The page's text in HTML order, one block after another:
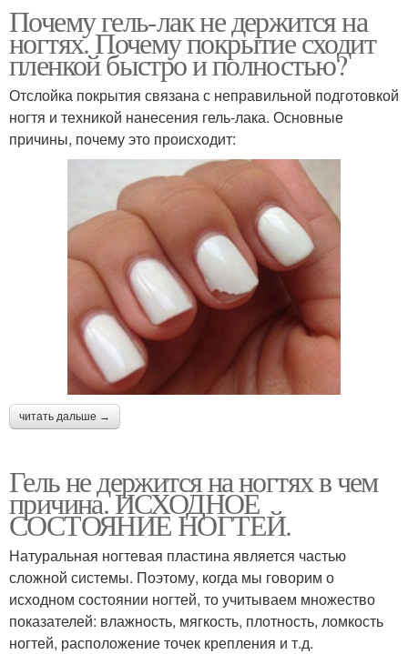
Почему гель-лак не держится на
ногтях. Почему покрытие сходит
пленкой быстро и полностью?
Отслойка покрытия связана с неправильной подготовкой
ногтя и техникой нанесения гель-лака. Основные
причины, почему это происходит:
читать дальше →
Гель не держится на ногтях в чем
причина. ИСХОДНОЕ
СОСТОЯНИЕ НОГТЕЙ.
Натуральная ногтевая пластина является частью
сложной системы. Поэтому, когда мы говорим о
исходном состоянии ногтей, то учитываем множество
показателей: влажность, мягкость, плотность, ломкость
ногтей, расположение точек крепления и т.д.